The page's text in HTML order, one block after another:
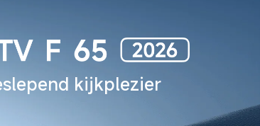
kijkplezier